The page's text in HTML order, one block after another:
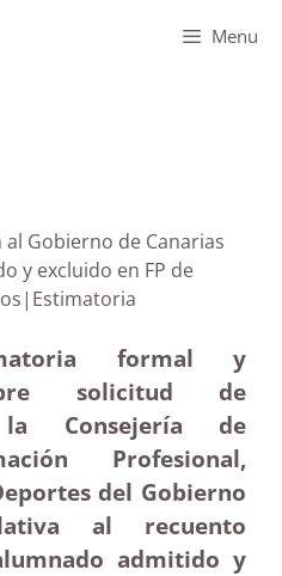
Menu
Gobierno de Canarias
y excluido en FP de
formal y
solicitud de
Consejería de
Profesional,
del Gobierno
al recuento
admitido y